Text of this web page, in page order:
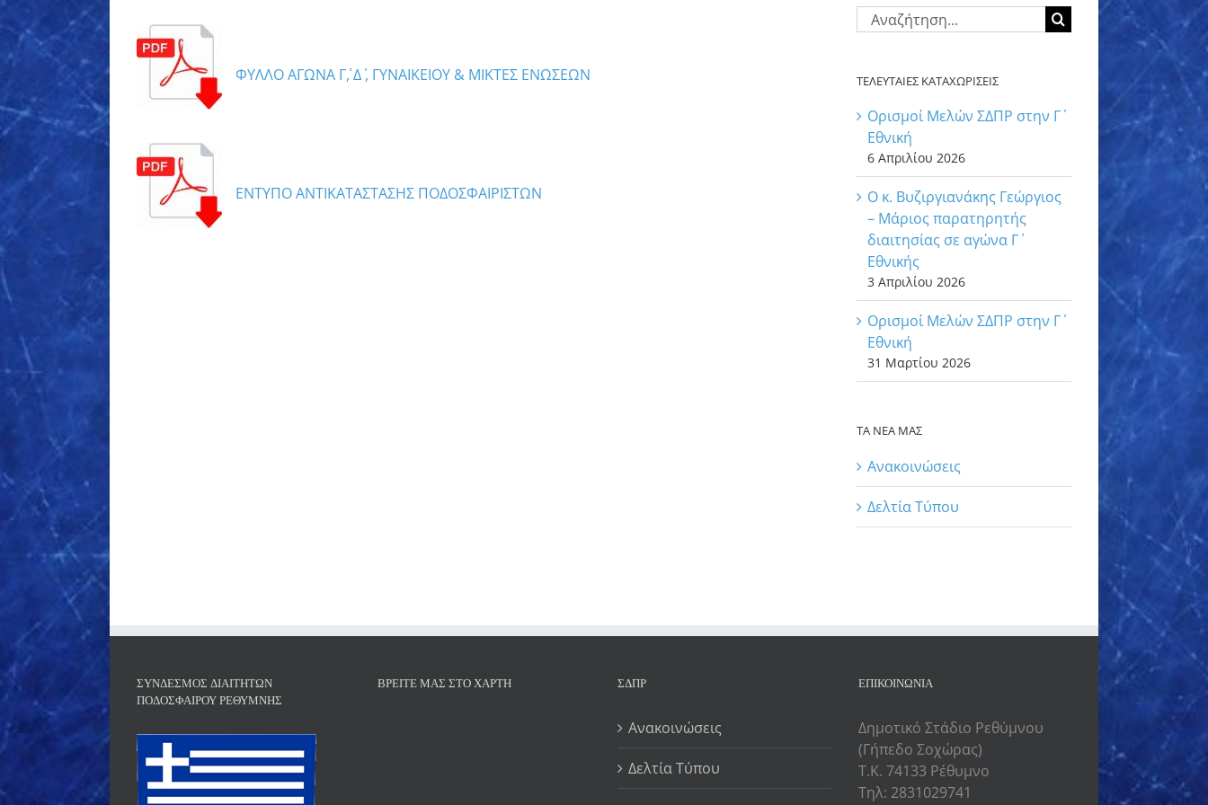
ΦΥΛΛΟ ΑΓΩΝΑ Γ΄, Δ΄ , ΓΥΝΑΙΚΕΙΟΥ & ΜΙΚΤΕΣ ΕΝΩΣΕΩΝ
ΕΝΤΥΠΟ ΑΝΤΙΚΑΤΑΣΤΑΣΗΣ ΠΟΔΟΣΦΑΙΡΙΣΤΩΝ
Αναζήτηση
για:
ΤΕΛΕΥΤΑΙΕΣ ΚΑΤΑΧΩΡΙΣΕΙΣ
Ορισμοί Μελών ΣΔΠΡ στην Γ΄
Εθνική
6 Απριλίου 2026
Ο κ. Βυζιργιανάκης Γεώργιος
– Μάριος παρατηρητής
διαιτησίας σε αγώνα Γ΄
Εθνικής
3 Απριλίου 2026
Ορισμοί Μελών ΣΔΠΡ στην Γ΄
Εθνική
31 Μαρτίου 2026
ΤΑ ΝΕΑ ΜΑΣ
Ανακοινώσεις
Δελτία Τύπου
ΣΎΝΔΕΣΜΟΣ ΔΙΑΙΤΗΤΏΝ
ΠΟΔΟΣΦΑΊΡΟΥ ΡΕΘΎΜΝΗΣ
ΒΡΕΊΤΕ ΜΑΣ ΣΤΟ ΧΆΡΤΗ ΣΔΠΡ
Ανακοινώσεις
Δελτία Τύπου
ΕΠΙΚΟΙΝΩΝΙΑ
Δημοτικό Στάδιο Ρεθύμνου
(Γήπεδο Σοχώρας)
Τ.Κ. 74133 Ρέθυμνο
Τηλ: 2831029741